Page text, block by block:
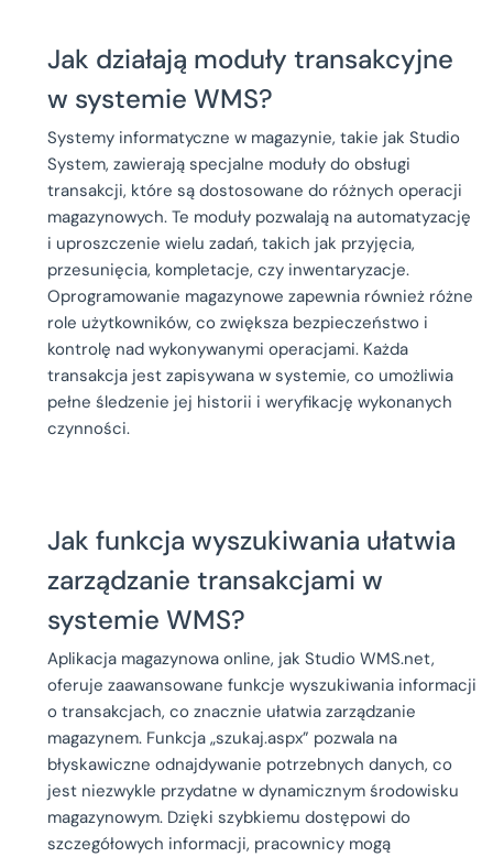
Jak działają moduły transakcyjne
w systemie WMS?
Systemy informatyczne w magazynie, takie jak Studio
System, zawierają specjalne moduły do obsługi
transakcji, które są dostosowane do różnych operacji
magazynowych. Te moduły pozwalają na automatyzację
i uproszczenie wielu zadań, takich jak przyjęcia,
przesunięcia, kompletacje, czy inwentaryzacje.
Oprogramowanie magazynowe zapewnia również różne
role użytkowników, co zwiększa bezpieczeństwo i
kontrolę nad wykonywanymi operacjami. Każda
transakcja jest zapisywana w systemie, co umożliwia
pełne śledzenie jej historii i weryfikację wykonanych
czynności.
Jak funkcja wyszukiwania ułatwia
zarządzanie transakcjami w
systemie WMS?
Aplikacja magazynowa online, jak Studio WMS.net,
oferuje zaawansowane funkcje wyszukiwania informacji
o transakcjach, co znacznie ułatwia zarządzanie
magazynem. Funkcja „szukaj.aspx” pozwala na
błyskawiczne odnajdywanie potrzebnych danych, co
jest niezwykle przydatne w dynamicznym środowisku
magazynowym. Dzięki szybkiemu dostępowi do
szczegółowych informacji, pracownicy mogą